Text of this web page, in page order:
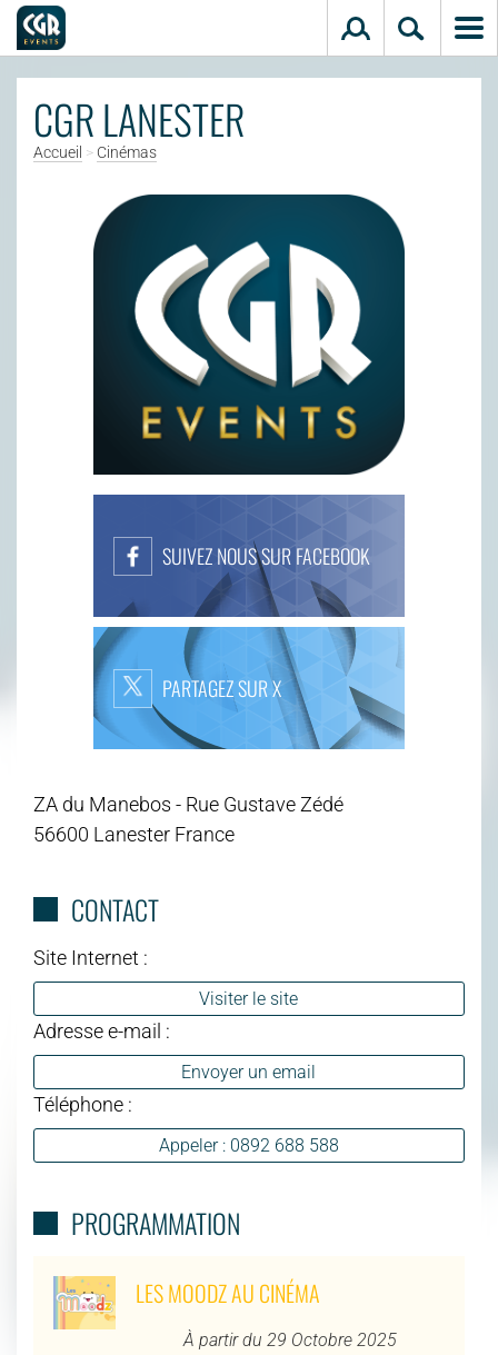
CGR LANESTER
Accueil > Cinémas
SUIVEZ NOUS SUR FACEBOOK
PARTAGEZ SUR X
ZA du Manebos - Rue Gustave Zédé
56600 Lanester France
CONTACT
Site Internet :
Visiter le site
Adresse e-mail :
Envoyer un email
Téléphone :
Appeler : 0892 688 588
PROGRAMMATION
LES MOODZ AU CINÉMA
À partir du 29 Octobre 2025